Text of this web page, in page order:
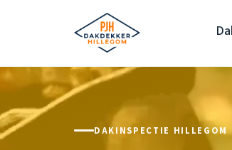
DAKINSPECTIE HILLEGOM